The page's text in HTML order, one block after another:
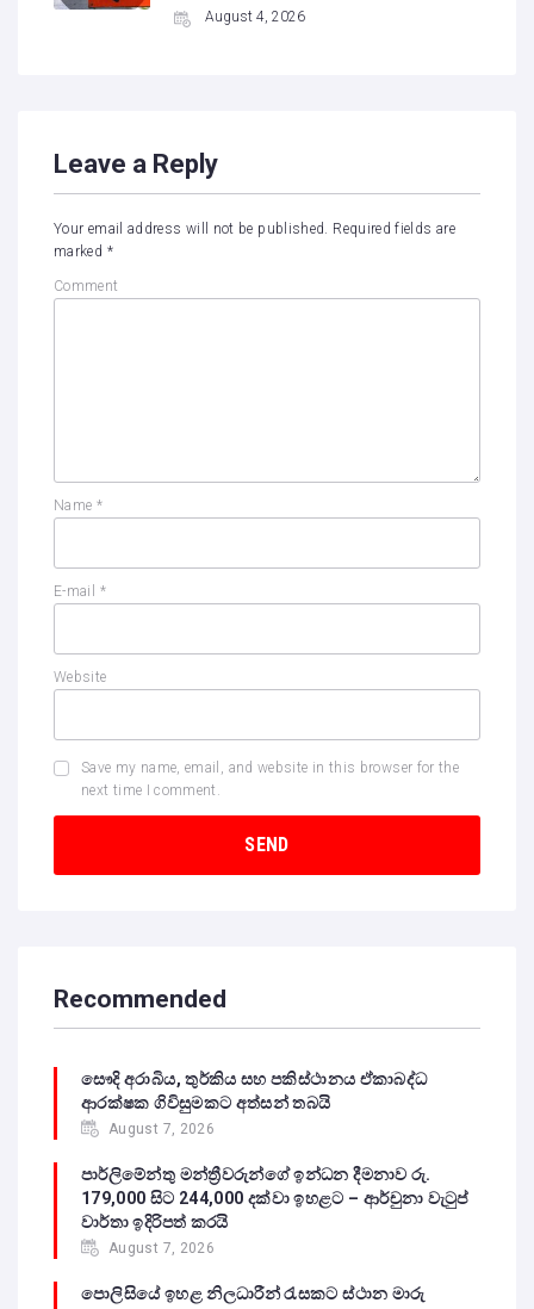
August 4, 2026
Leave a Reply
Your email address will not be published. Required fields are
marked *
Comment
Name *
E-mail *
Website
Save my name, email, and website in this browser for the
next time I comment.
Recommended
සෞදි අරාබිය, තුර්කිය සහ පකිස්ථානය ඒකාබද්ධ
ආරක්ෂක ගිවිසුමකට අත්සන් තබයි
August 7, 2026
පාර්ලිමේන්තු මන්ත්‍රීවරුන්ගේ ඉන්ධන දීමනාව රු.
179,000 සිට 244,000 දක්වා ඉහළට – ආර්චුනා වැටුප්
වාර්තා ඉදිරිපත් කරයි
August 7, 2026
පොලිසියේ ඉහළ නිලධාරීන් රැසකට ස්ථාන මාරු